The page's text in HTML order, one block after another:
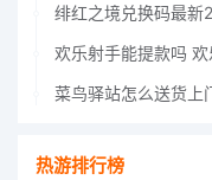
绯红之境兑换码最新
欢乐射手能提款吗
菜鸟驿站怎么送货上
热游排行榜